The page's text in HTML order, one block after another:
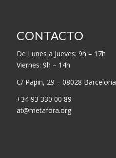
CONTACTO
De Lunes a Jueves: 9h – 17h
Viernes: 9h – 14h
C/ Papin, 29 – 08028 Barcelona
+34 93 330 00 89
at@metafora.org